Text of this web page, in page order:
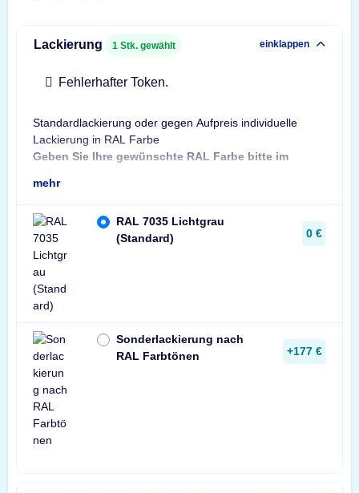
Lackierung 1 Stk. gewählt einklappen
Fehlerhafter Token.
Standardlackierung oder gegen Aufpreis individuelle
Lackierung in RAL Farbe
Geben Sie Ihre gewünschte RAL Farbe bitte im
mehr
RAL 7035 Lichtgrau
(Standard)
0 €
Sonderlackierung nach
RAL Farbtönen
+177 €